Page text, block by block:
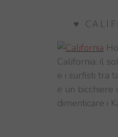
♥
California: il
e i surfisti tra
e un bicchiere
dimenticare i